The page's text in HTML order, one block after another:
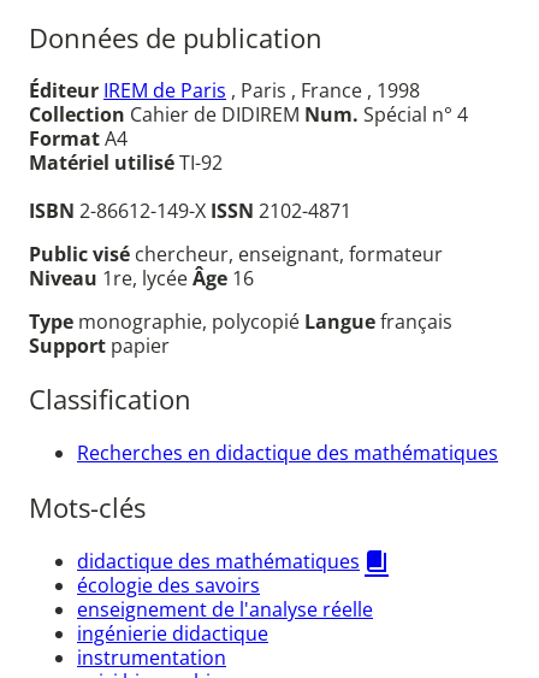
Données de publication
Éditeur IREM de Paris , Paris , France , 1998
Collection Cahier de DIDIREM Num. Spécial n° 4
FormatA4
Matériel utiliséTI-92
ISBN 2-86612-149-X ISSN 2102-4871
Public visé chercheur, enseignant, formateur
Niveau 1re, lycéeÂge 16
Type monographie, polycopié Languefrançais
Support papier
Classification
Recherches en didactique des mathématiques
Mots-clés
didactique des mathématiques
écologie des savoirs
enseignement de l'analyse réelle
ingénierie didactique
instrumentation